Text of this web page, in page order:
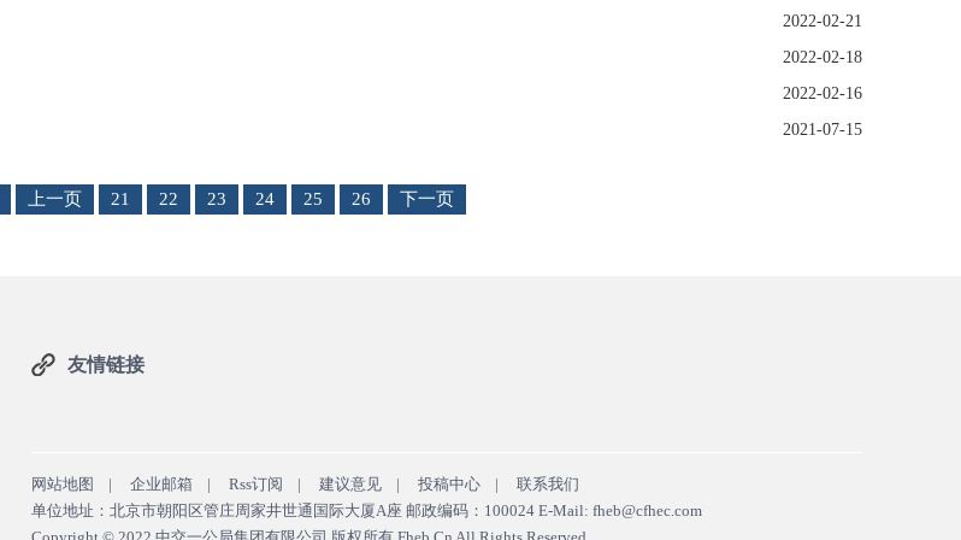
2022-02-21
2022-02-18
2022-02-16
2021-07-15
上一页 21 22 23 24 25 26 下一页
友情链接
网站地图 | 企业邮箱 | Rss订阅 | 建议意见 | 投稿中心 |
联系我们
单位地址：北京市朝阳区管庄周家井世通国际大厦A座 邮政编码：100024 E-Mail: fheb@cfhec.com